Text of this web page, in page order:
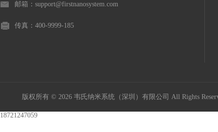
邮箱：support@firstnanosystem.com
传真：400-9999-185
版权所有 © 2026 韦氏纳米系统（深圳）有限公司 All Rights
18721247059